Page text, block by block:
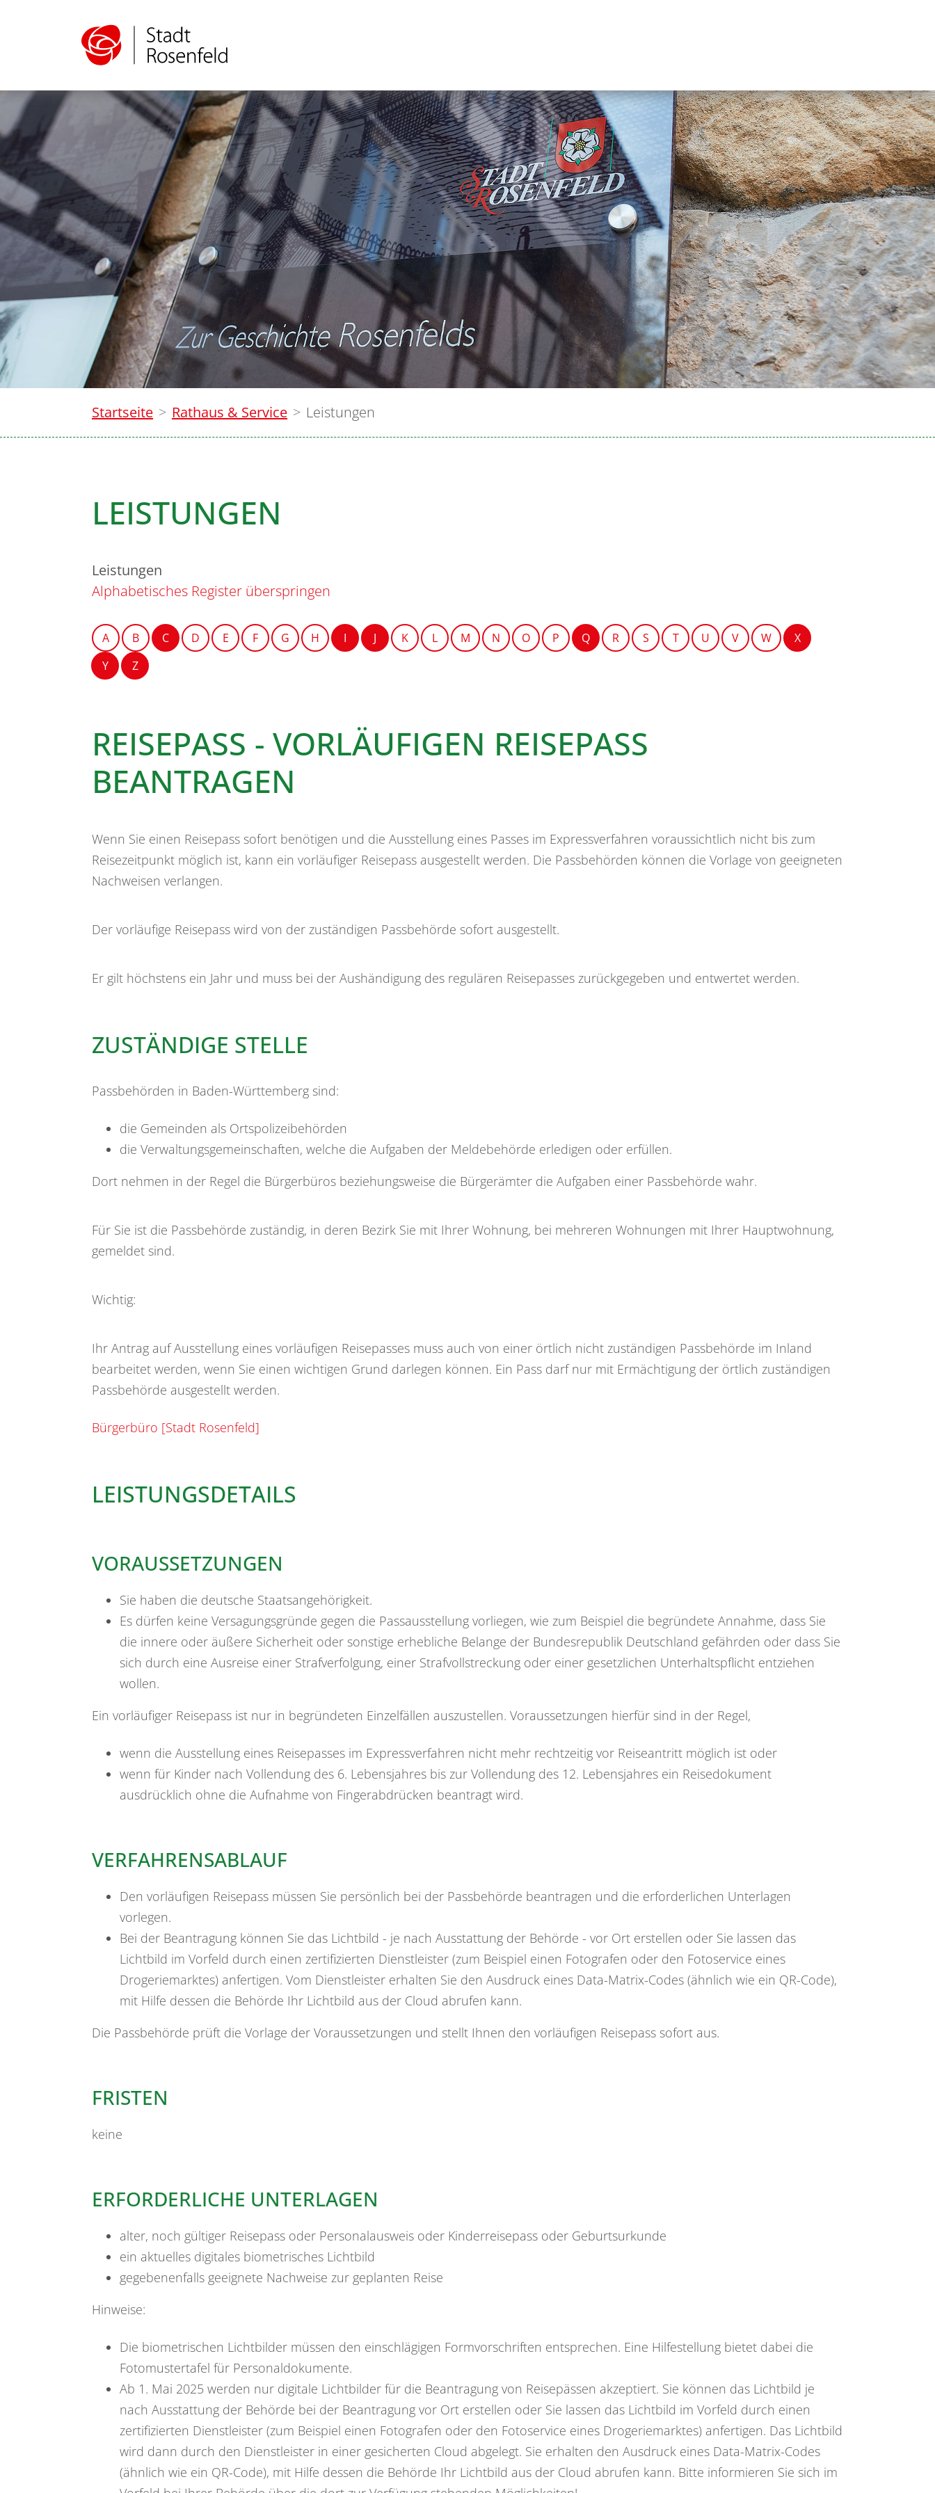
Startseite Rathaus & Service Leistungen
LEISTUNGEN
Leistungen
Alphabetisches Register überspringen
A B C D E F G H I J K L M N O P Q R S T U V W
X
Y
Z
REISEPASS - VORLÄUFIGEN REISEPASS
BEANTRAGEN
Wenn Sie einen Reisepass sofort benötigen und die Ausstellung eines Passes im Expressverfahren voraussichtlich nicht bis zum
Reisezeitpunkt möglich ist, kann ein vorläufiger Reisepass ausgestellt werden. Die Passbehörden können die Vorlage von geeigneten
Nachweisen verlangen.
Der vorläufige Reisepass wird von der zuständigen Passbehörde sofort ausgestellt.
Er gilt höchstens ein Jahr und muss bei der Aushändigung des regulären Reisepasses zurückgegeben und entwertet werden.
ZUSTÄNDIGE STELLE
Passbehörden in Baden-Württemberg sind:
die Gemeinden als Ortspolizeibehörden
die Verwaltungsgemeinschaften, welche die Aufgaben der Meldebehörde erledigen oder erfüllen.
Dort nehmen in der Regel die Bürgerbüros beziehungsweise die Bürgerämter die Aufgaben einer Passbehörde wahr.
Für Sie ist die Passbehörde zuständig, in deren Bezirk Sie mit Ihrer Wohnung, bei mehreren Wohnungen mit Ihrer Hauptwohnung,
gemeldet sind.
Wichtig:
Ihr Antrag auf Ausstellung eines vorläufigen Reisepasses muss auch von einer örtlich nicht zuständigen Passbehörde im Inland
bearbeitet werden, wenn Sie einen wichtigen Grund darlegen können. Ein Pass darf nur mit Ermächtigung der örtlich zuständigen
Passbehörde ausgestellt werden.
Bürgerbüro [Stadt Rosenfeld]
LEISTUNGSDETAILS
VORAUSSETZUNGEN
Sie haben die deutsche Staatsangehörigkeit.
Es dürfen keine Versagungsgründe gegen die Passausstellung vorliegen, wie zum Beispiel die begründete Annahme, dass Sie
die innere oder äußere Sicherheit oder sonstige erhebliche Belange der Bundesrepublik Deutschland gefährden oder dass Sie
sich durch eine Ausreise einer Strafverfolgung, einer Strafvollstreckung oder einer gesetzlichen Unterhaltspflicht entziehen
wollen.
Ein vorläufiger Reisepass ist nur in begründeten Einzelfällen auszustellen. Voraussetzungen hierfür sind in der Regel,
wenn die Ausstellung eines Reisepasses im Expressverfahren nicht mehr rechtzeitig vor Reiseantritt möglich ist oder
wenn für Kinder nach Vollendung des 6. Lebensjahres bis zur Vollendung des 12. Lebensjahres ein Reisedokument
ausdrücklich ohne die Aufnahme von Fingerabdrücken beantragt wird.
VERFAHRENSABLAUF
Den vorläufigen Reisepass müssen Sie persönlich bei der Passbehörde beantragen und die erforderlichen Unterlagen
vorlegen.
Bei der Beantragung können Sie das Lichtbild - je nach Ausstattung der Behörde - vor Ort erstellen oder Sie lassen das
Lichtbild im Vorfeld durch einen zertifizierten Dienstleister (zum Beispiel einen Fotografen oder den Fotoservice eines
Drogeriemarktes) anfertigen. Vom Dienstleister erhalten Sie den Ausdruck eines Data-Matrix-Codes (ähnlich wie ein QR-Code),
mit Hilfe dessen die Behörde Ihr Lichtbild aus der Cloud abrufen kann.
Die Passbehörde prüft die Vorlage der Voraussetzungen und stellt Ihnen den vorläufigen Reisepass sofort aus.
FRISTEN
keine
ERFORDERLICHE UNTERLAGEN
alter, noch gültiger Reisepass oder Personalausweis oder Kinderreisepass oder Geburtsurkunde
ein aktuelles digitales biometrisches Lichtbild
gegebenenfalls geeignete Nachweise zur geplanten Reise
Hinweise:
Die biometrischen Lichtbilder müssen den einschlägigen Formvorschriften entsprechen. Eine Hilfestellung bietet dabei die
Fotomustertafel für Personaldokumente.
Ab 1. Mai 2025 werden nur digitale Lichtbilder für die Beantragung von Reisepässen akzeptiert. Sie können das Lichtbild je
nach Ausstattung der Behörde bei der Beantragung vor Ort erstellen oder Sie lassen das Lichtbild im Vorfeld durch einen
zertifizierten Dienstleister (zum Beispiel einen Fotografen oder den Fotoservice eines Drogeriemarktes) anfertigen. Das Lichtbild
wird dann durch den Dienstleister in einer gesicherten Cloud abgelegt. Sie erhalten den Ausdruck eines Data-Matrix-Codes
(ähnlich wie ein QR-Code), mit Hilfe dessen die Behörde Ihr Lichtbild aus der Cloud abrufen kann. Bitte informieren Sie sich im